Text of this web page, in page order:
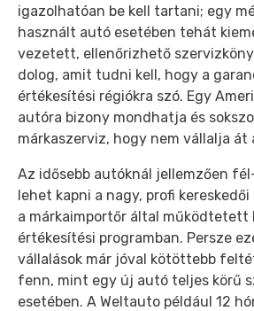
igazolhatóan be kell tartani; egy
használt autó esetében tehát
vezetett, ellenőrizhető
dolog, amit tudni kell, hogy a
értékesítési régiókra szó. Egy
autóra bizony mondhatja és
márkaszerviz, hogy nem vállalja
Az idősebb autóknál jellemzően
lehet kapni a nagy, profi
a márkaimportőr által
értékesítési programban. Persze
vállalások már jóval kötöttebb
fenn, mint egy új autó teljes körű
esetében. A Weltauto például 12